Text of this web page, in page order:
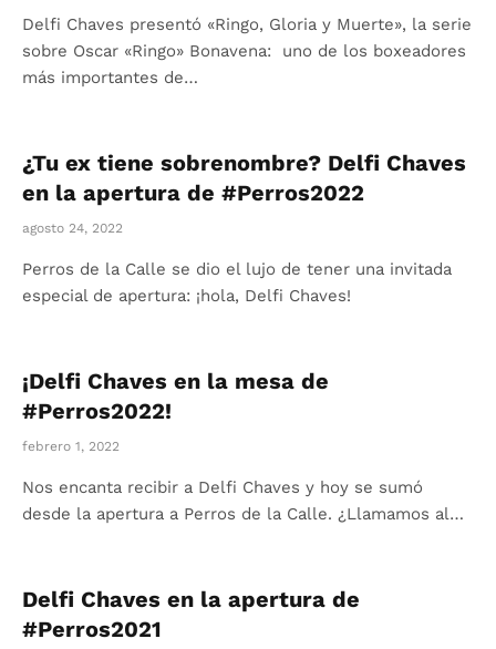
Delfi Chaves presentó «Ringo, Gloria y Muerte», la serie
sobre Oscar «Ringo» Bonavena: uno de los boxeadores
más importantes de…
¿Tu ex tiene sobrenombre? Delfi Chaves
en la apertura de #Perros2022
agosto 24, 2022
Perros de la Calle se dio el lujo de tener una invitada
especial de apertura: ¡hola, Delfi Chaves!
¡Delfi Chaves en la mesa de
#Perros2022!
febrero 1, 2022
Nos encanta recibir a Delfi Chaves y hoy se sumó
desde la apertura a Perros de la Calle. ¿Llamamos al…
Delfi Chaves en la apertura de
#Perros2021